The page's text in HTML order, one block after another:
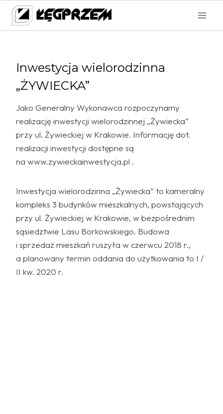
Przejdź
treści
Inwestycja wielorodzinna
„ŻYWIECKA”
Jako Generalny Wykonawca rozpoczynamy
realizację inwestycji wielorodzinnej „Żywiecka”
przy ul. Żywieckiej w Krakowie. Informację dot.
realizacji inwestycji dostępne są
na www.zywieckainwestycja.pl .
Inwestycja wielorodzinna „Żywiecka” to kameralny
kompleks 3 budynków mieszkalnych, powstających
przy ul. Żywieckiej w Krakowie, w bezpośrednim
sąsiedztwie Lasu Borkowskiego. Budowa
i sprzedaż mieszkań ruszyła w czerwcu 2018 r.,
a planowany termin oddania do użytkowania to I /
II kw. 2020 r.